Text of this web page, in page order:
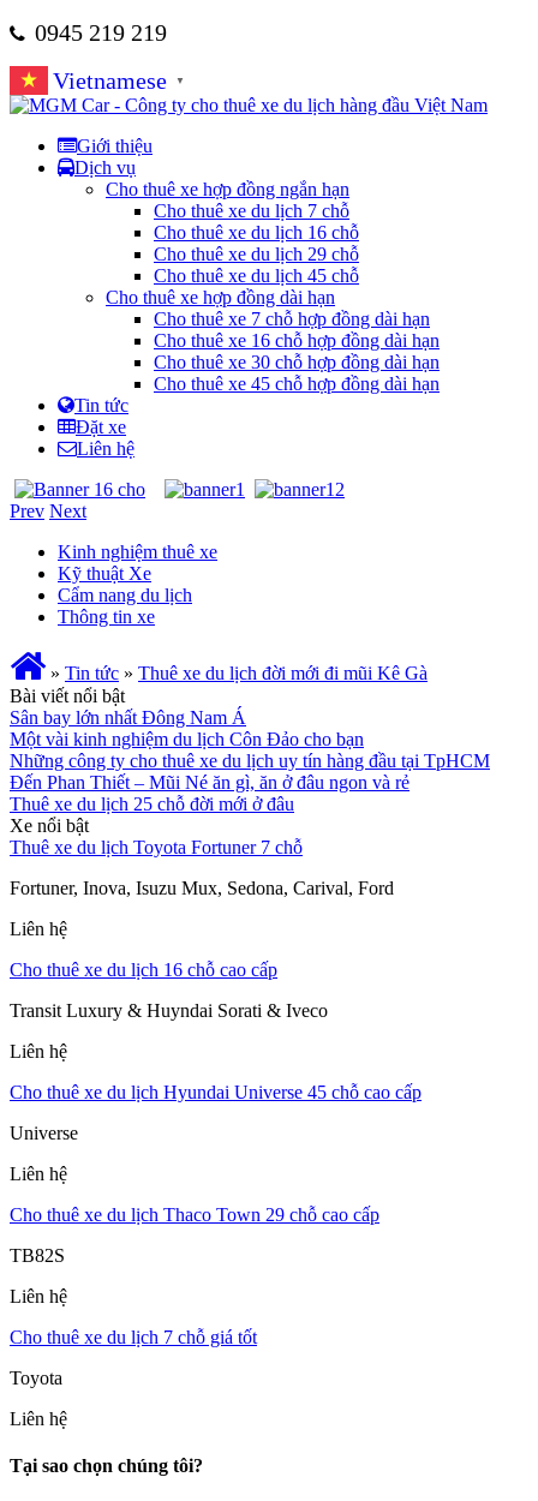
0945 219 219
Vietnamese
▼
Giới thiệu
Dịch vụ
Cho thuê xe hợp đồng ngắn hạn
Cho thuê xe du lịch 7 chỗ
Cho thuê xe du lịch 16 chỗ
Cho thuê xe du lịch 29 chỗ
Cho thuê xe du lịch 45 chỗ
Cho thuê xe hợp đồng dài hạn
Cho thuê xe 7 chỗ hợp đồng dài hạn
Cho thuê xe 16 chỗ hợp đồng dài hạn
Cho thuê xe 30 chỗ hợp đồng dài hạn
Cho thuê xe 45 chỗ hợp đồng dài hạn
Tin tức
Đặt xe
Liên hệ
Prev Next
Kinh nghiệm thuê xe
Kỹ thuật Xe
Cẩm nang du lịch
Thông tin xe
» Tin tức » Thuê xe du lịch đời mới đi mũi Kê Gà
Bài viết nổi bật
Sân bay lớn nhất Đông Nam Á
Một vài kinh nghiệm du lịch Côn Đảo cho bạn
Những công ty cho thuê xe du lịch uy tín hàng đầu tại TpHCM
Đến Phan Thiết – Mũi Né ăn gì, ăn ở đâu ngon và rẻ
Thuê xe du lịch 25 chỗ đời mới ở đâu
Xe nổi bật
Thuê xe du lịch Toyota Fortuner 7 chỗ
Fortuner, Inova, Isuzu Mux, Sedona, Carival, Ford
Liên hệ
Cho thuê xe du lịch 16 chỗ cao cấp
Transit Luxury & Huyndai Sorati & Iveco
Liên hệ
Cho thuê xe du lịch Hyundai Universe 45 chỗ cao cấp
Universe
Liên hệ
Cho thuê xe du lịch Thaco Town 29 chỗ cao cấp
TB82S
Liên hệ
Cho thuê xe du lịch 7 chỗ giá tốt
Toyota
Liên hệ
Tại sao chọn chúng tôi?